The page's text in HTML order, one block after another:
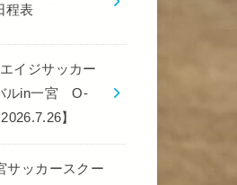
程表
イジサッカー
ルin一宮 O-
】
ッカースクー